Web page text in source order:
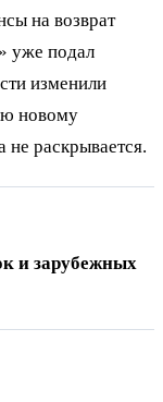
на возврат
уже подал
изменили
новому
раскрывается.
и зарубежных